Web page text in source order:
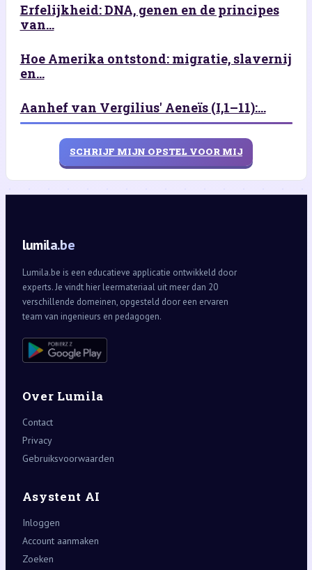
Erfelijkheid: DNA, genen en de principes
van...
Hoe Amerika ontstond: migratie, slavernij
en...
Aanhef van Vergilius' Aeneïs (I,1–11):...
SCHRIJF MIJN OPSTEL VOOR MIJ
lumila.be
Lumila.be is een educatieve applicatie ontwikkeld door
experts. Je vindt hier leermateriaal uit meer dan 20
verschillende domeinen, opgesteld door een ervaren
team van ingenieurs en pedagogen.
Over Lumila
Contact
Privacy
Gebruiksvoorwaarden
Asystent AI
Inloggen
Account aanmaken
Zoeken